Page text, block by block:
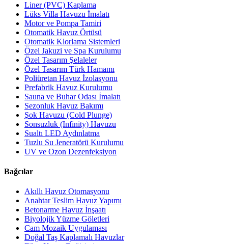
Liner (PVC) Kaplama
Lüks Villa Havuzu İmalatı
Motor ve Pompa Tamiri
Otomatik Havuz Örtüsü
Otomatik Klorlama Sistemleri
Özel Jakuzi ve Spa Kurulumu
Özel Tasarım Şelaleler
Özel Tasarım Türk Hamamı
Poliüretan Havuz İzolasyonu
Prefabrik Havuz Kurulumu
Sauna ve Buhar Odası İmalatı
Sezonluk Havuz Bakımı
Şok Havuzu (Cold Plunge)
Sonsuzluk (Infinity) Havuzu
Sualtı LED Aydınlatma
Tuzlu Su Jeneratörü Kurulumu
UV ve Ozon Dezenfeksiyon
Bağcılar
Akıllı Havuz Otomasyonu
Anahtar Teslim Havuz Yapımı
Betonarme Havuz İnşaatı
Biyolojik Yüzme Göletleri
Cam Mozaik Uygulaması
Doğal Taş Kaplamalı Havuzlar